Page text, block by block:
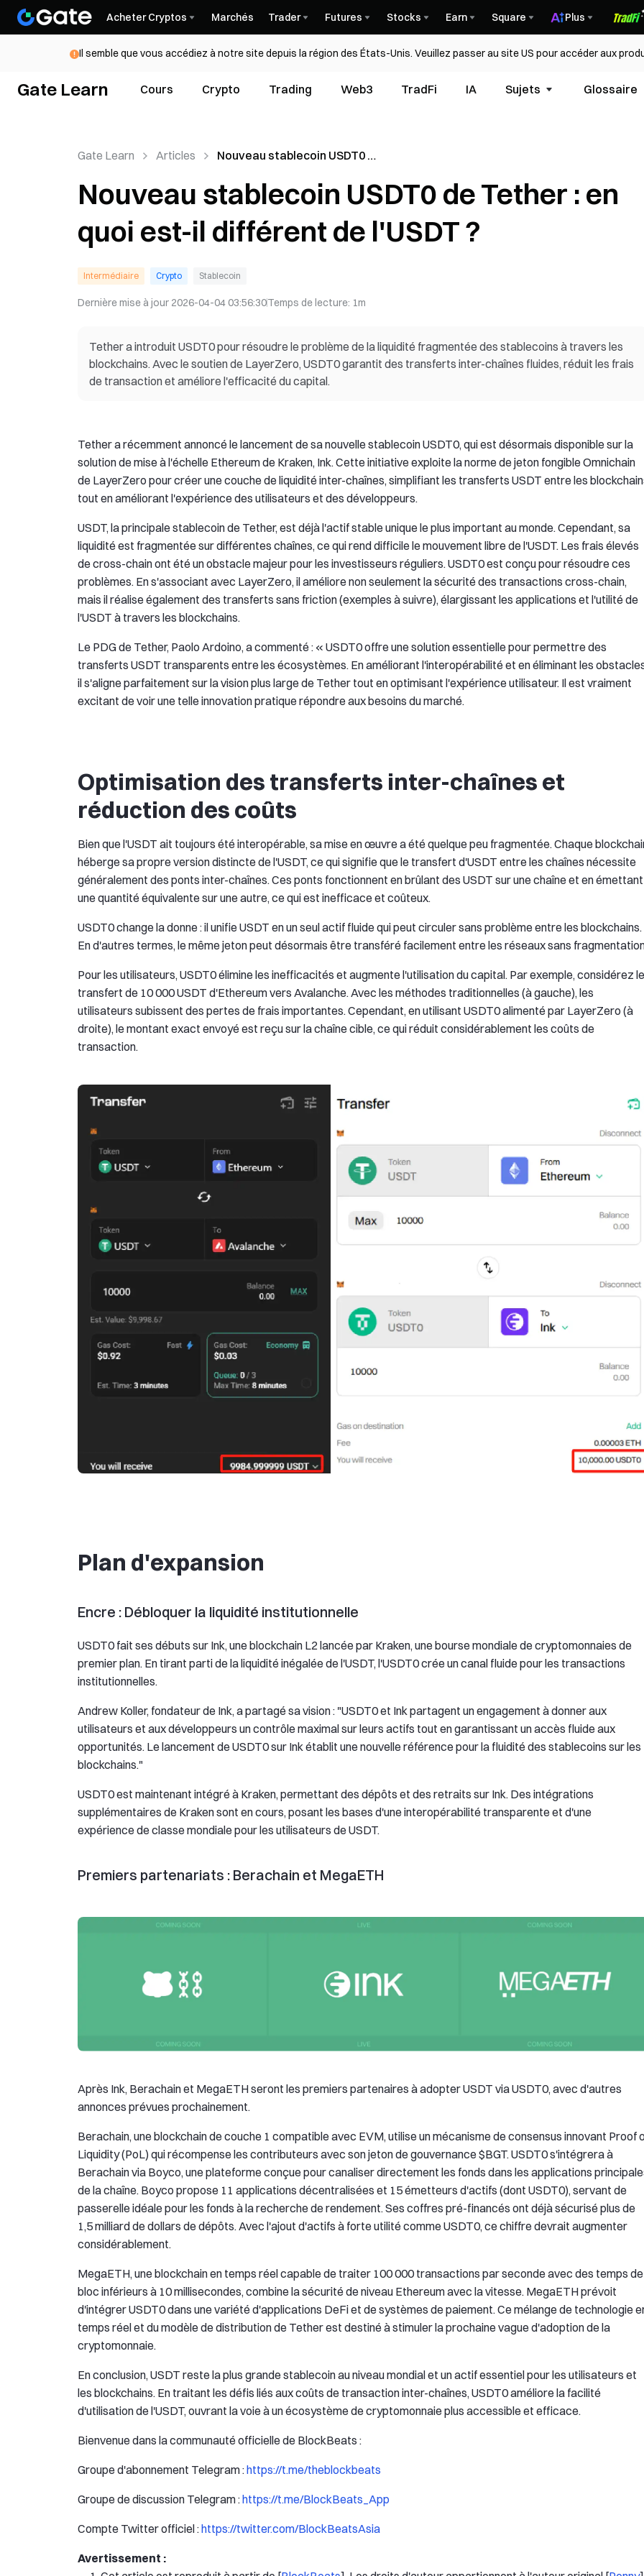
Acheter Cryptos Marchés Trader Futures Stocks Earn Square Plus
Il semble que vous accédiez à notre site depuis la région des États-Unis. Veuillez passer au site US pour accéder aux
Gate Learn Cours Crypto Trading Web3 TradFi IA Sujets Glossaire
Gate Learn Articles
Nouveau stablecoin USDT0 de
différent de l'USDT ?
Nouveau stablecoin USDT0 de Tether : en
quoi est-il différent de l'USDT ?
Intermédiaire Crypto Stablecoin
Dernière mise à jour 2026-04-04 03:56:30Temps de lecture: 1m
Tether a introduit USDT0 pour résoudre le problème de la liquidité fragmentée des stablecoins à travers les
blockchains. Avec le soutien de LayerZero, USDT0 garantit des transferts inter-chaînes fluides, réduit les frais
de transaction et améliore l'efficacité du capital.
Tether a récemment annoncé le lancement de sa nouvelle stablecoin USDT0, qui est désormais disponible sur la
solution de mise à l'échelle Ethereum de Kraken, Ink. Cette initiative exploite la norme de jeton fongible Omnichain
de LayerZero pour créer une couche de liquidité inter-chaînes, simplifiant les transferts USDT entre les
tout en améliorant l'expérience des utilisateurs et des développeurs.
USDT, la principale stablecoin de Tether, est déjà l'actif stable unique le plus important au monde. Cependant, sa
liquidité est fragmentée sur différentes chaînes, ce qui rend difficile le mouvement libre de l'USDT. Les frais élevés
de cross-chain ont été un obstacle majeur pour les investisseurs réguliers. USDT0 est conçu pour résoudre ces
problèmes. En s'associant avec LayerZero, il améliore non seulement la sécurité des transactions cross-chain,
mais il réalise également des transferts sans friction (exemples à suivre), élargissant les applications et l'utilité de
l'USDT à travers les blockchains.
Le PDG de Tether, Paolo Ardoino, a commenté : « USDT0 offre une solution essentielle pour permettre des
transferts USDT transparents entre les écosystèmes. En améliorant l'interopérabilité et en éliminant les
il s'aligne parfaitement sur la vision plus large de Tether tout en optimisant l'expérience utilisateur. Il est vraiment
excitant de voir une telle innovation pratique répondre aux besoins du marché.
Optimisation des transferts inter-chaînes et
réduction des coûts
Bien que l'USDT ait toujours été interopérable, sa mise en œuvre a été quelque peu fragmentée. Chaque
héberge sa propre version distincte de l'USDT, ce qui signifie que le transfert d'USDT entre les chaînes nécessite
généralement des ponts inter-chaînes. Ces ponts fonctionnent en brûlant des USDT sur une chaîne et en émettant
une quantité équivalente sur une autre, ce qui est inefficace et coûteux.
USDT0 change la donne : il unifie USDT en un seul actif fluide qui peut circuler sans problème entre les blockchains.
En d'autres termes, le même jeton peut désormais être transféré facilement entre les réseaux sans
Pour les utilisateurs, USDT0 élimine les inefficacités et augmente l'utilisation du capital. Par exemple, considérez le
transfert de 10 000 USDT d'Ethereum vers Avalanche. Avec les méthodes traditionnelles (à gauche), les
utilisateurs subissent des pertes de frais importantes. Cependant, en utilisant USDT0 alimenté par LayerZero (à
droite), le montant exact envoyé est reçu sur la chaîne cible, ce qui réduit considérablement les coûts de
transaction.
Plan d'expansion
Encre : Débloquer la liquidité institutionnelle
USDT0 fait ses débuts sur Ink, une blockchain L2 lancée par Kraken, une bourse mondiale de cryptomonnaies de
premier plan. En tirant parti de la liquidité inégalée de l'USDT, l'USDT0 crée un canal fluide pour les transactions
institutionnelles.
Andrew Koller, fondateur de Ink, a partagé sa vision : "USDT0 et Ink partagent un engagement à donner aux
utilisateurs et aux développeurs un contrôle maximal sur leurs actifs tout en garantissant un accès fluide aux
opportunités. Le lancement de USDT0 sur Ink établit une nouvelle référence pour la fluidité des stablecoins sur les
blockchains."
USDT0 est maintenant intégré à Kraken, permettant des dépôts et des retraits sur Ink. Des intégrations
supplémentaires de Kraken sont en cours, posant les bases d'une interopérabilité transparente et d'une
expérience de classe mondiale pour les utilisateurs de USDT.
Premiers partenariats : Berachain et MegaETH
Après Ink, Berachain et MegaETH seront les premiers partenaires à adopter USDT via USDT0, avec d'autres
annonces prévues prochainement.
Berachain, une blockchain de couche 1 compatible avec EVM, utilise un mécanisme de consensus innovant Proof
Liquidity (PoL) qui récompense les contributeurs avec son jeton de gouvernance $BGT. USDT0 s'intégrera à
Berachain via Boyco, une plateforme conçue pour canaliser directement les fonds dans les applications
de la chaîne. Boyco propose 11 applications décentralisées et 15 émetteurs d'actifs (dont USDT0), servant de
passerelle idéale pour les fonds à la recherche de rendement. Ses coffres pré-financés ont déjà sécurisé plus de
1,5 milliard de dollars de dépôts. Avec l'ajout d'actifs à forte utilité comme USDT0, ce chiffre devrait augmenter
considérablement.
MegaETH, une blockchain en temps réel capable de traiter 100 000 transactions par seconde avec des temps de
bloc inférieurs à 10 millisecondes, combine la sécurité de niveau Ethereum avec la vitesse. MegaETH prévoit
d'intégrer USDT0 dans une variété d'applications DeFi et de systèmes de paiement. Ce mélange de technologie
temps réel et du modèle de distribution de Tether est destiné à stimuler la prochaine vague d'adoption de la
cryptomonnaie.
En conclusion, USDT reste la plus grande stablecoin au niveau mondial et un actif essentiel pour les utilisateurs et
les blockchains. En traitant les défis liés aux coûts de transaction inter-chaînes, USDT0 améliore la facilité
d'utilisation de l'USDT, ouvrant la voie à un écosystème de cryptomonnaie plus accessible et efficace.
Bienvenue dans la communauté officielle de BlockBeats :
Groupe d'abonnement Telegram :https://t.me/theblockbeats
Groupe de discussion Telegram :https://t.me/BlockBeats_App
Compte Twitter officiel :https://twitter.com/BlockBeatsAsia
Avertissement :